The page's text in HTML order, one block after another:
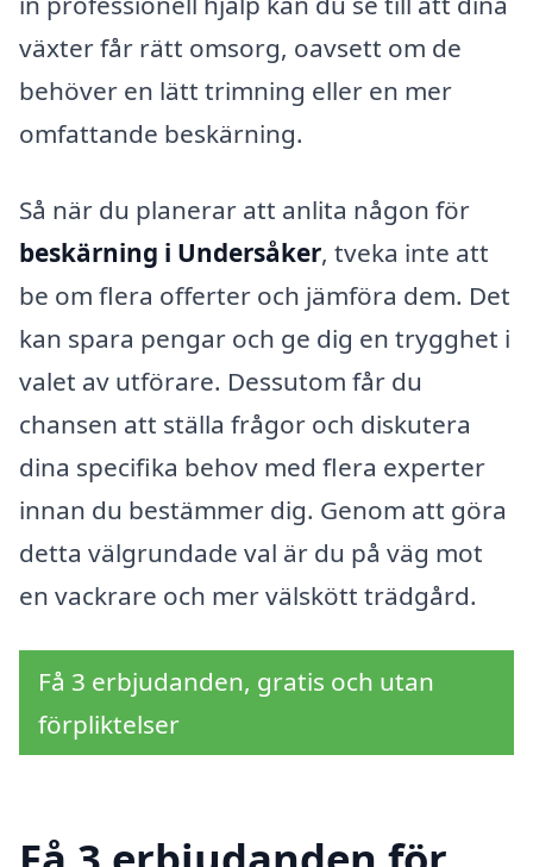
växter får rätt omsorg, oavsett om de
behöver en lätt trimning eller en mer
omfattande beskärning.
Så när du planerar att anlita någon för
beskärning i Undersåker, tveka inte att
be om flera offerter och jämföra dem. Det
kan spara pengar och ge dig en trygghet i
valet av utförare. Dessutom får du
chansen att ställa frågor och diskutera
dina specifika behov med flera experter
innan du bestämmer dig. Genom att göra
detta välgrundade val är du på väg mot
en vackrare och mer välskött trädgård.
Få 3 erbjudanden, gratis och utan
förpliktelser